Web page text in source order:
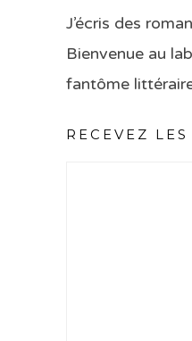
J’écris des
Bienvenue au
fantôme
RECEVEZ